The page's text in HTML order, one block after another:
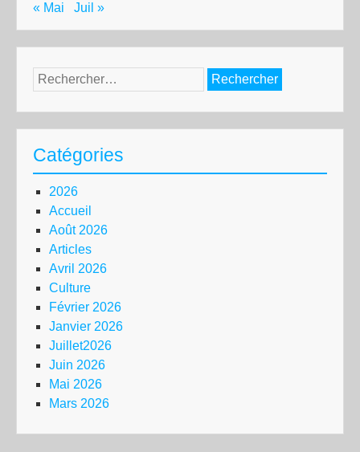
« Mai Juil »
Rechercher :
Catégories
2026
Accueil
Août 2026
Articles
Avril 2026
Culture
Février 2026
Janvier 2026
Juillet2026
Juin 2026
Mai 2026
Mars 2026